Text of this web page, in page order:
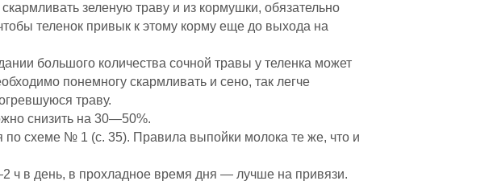
зеленую траву и из кормушки, обязательно
теленок привык к этому корму еще до выхода на
большого количества сочной травы у теленка может
понемногу скармливать и сено, так легче
траву.
снизить на 30—50%.
по схеме № 1 (с. 35). Правила выпойки молока те же, что и
ч в день, в прохладное время дня — лучше на привязи.